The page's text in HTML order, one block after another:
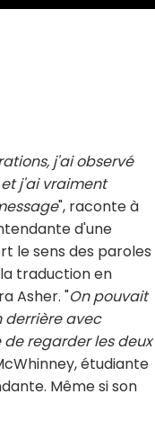
j'ai observé
et j'ai vraiment
", raconte à
d'une
le sens des paroles
traduction en
Asher. "On pouvait
derrière avec
regarder les deux
étudiante
Même si son